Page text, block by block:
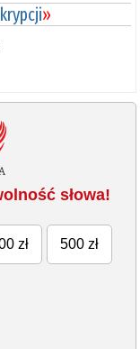
»
słowa!
zł 500 zł